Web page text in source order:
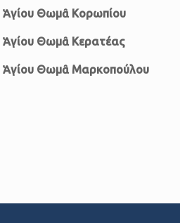
Ἁγίου Θωμᾶ Κορωπίου
Ἁγίου Θωμᾶ Κερατέας
Ἁγίου Θωμᾶ Μαρκοπούλου